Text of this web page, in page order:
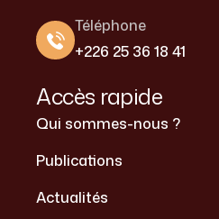
Téléphone
+226 25 36 18 41
Accès rapide
Qui sommes-nous ?
Publications
Actualités